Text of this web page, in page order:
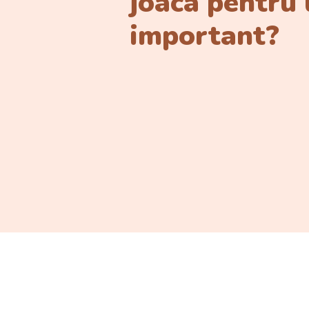
important?